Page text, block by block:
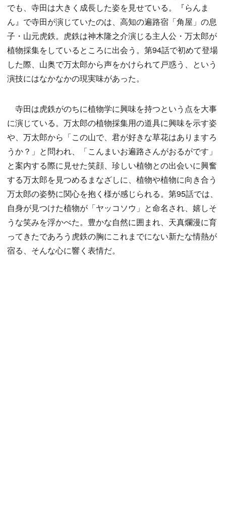
でも、寺田は大きく成長した姿を見せている。『らんま
ん』で寺田が演じていたのは、高知の遍路宿「角屋」の息
子・山元虎鉄。虎鉄は神木隆之介演じる主人公・万太郎が
植物採集をしているところに出会う。第94話で初めて登場
した際、山奥で万太郎から声をかけられて戸惑う、という
演技にはなかなかの現実味があった。
寺田は虎鉄がのちに植物学に興味を持つという点を大事
に演じている。万太郎の植物採集用の道具に興味を示す姿
や、万太郎から「この山で、君が好きな草花はありますろ
うか？」と問われ、「こんまいお遍路さんがおるがです」
と案内する際に見せた笑顔、珍しい植物との出会いに興奮
する万太郎を見つめるまなざしに、植物や植物に向き合う
万太郎の姿勢に関心を抱く様が感じられる。第95話では、
自身が見つけた植物が「ヤッコソウ」と命名され、嬉しそ
うな笑みを浮かべた。豊かな自然に囲まれ、天真爛漫に育
ってきたであろう虎鉄の胸にこれまでにない新たな情熱が
宿る、そんな心に響く表情だ。